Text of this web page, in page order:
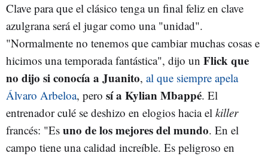
Clave para que el clásico tenga un final feliz en clave
azulgrana será el jugar como una "unidad".
"Normalmente no tenemos que cambiar muchas cosas e
hicimos una temporada fantástica", dijo un Flick que
no dijo si conocía a Juanito, al que siempre apela
Álvaro Arbeloa, pero sí a Kylian Mbappé. El
entrenador culé se deshizo en elogios hacia el killer
francés: "Es uno de los mejores del mundo. En el
campo tiene una calidad increíble. Es peligroso en